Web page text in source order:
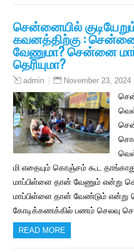
சென்னையில்
கவனத்திற்கு :
வேணுமா? சென்னை
தெரியுமா?
admin November 23, 2024
மி எதையும் கொஞ்சம் கூட
மாப்பிள்ளை தான் வேணும் என்று
மாப்பிள்ளை தான் வேண்டும்
கோடிக்கணக்கில் பணம் செலவு
READ MORE